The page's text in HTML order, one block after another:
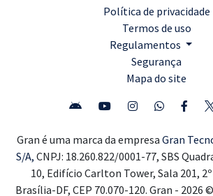
Política de privacidade
Termos de uso
Regulamentos
Segurança
Mapa do site
Gran é uma marca da empresa Gran
S/A, CNPJ: 18.260.822/0001-77, SBS
10, Edifício Carlton Tower, Sala 201, 2º
Brasília-DF, CEP 70.070-120. Gran - 2026